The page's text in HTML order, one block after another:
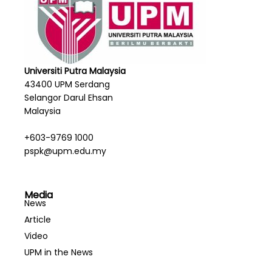
Universiti Putra Malaysia
43400 UPM Serdang
Selangor Darul Ehsan
Malaysia
+603-9769 1000
pspk@upm.edu.my
Media
News
Article
Video
UPM in the News